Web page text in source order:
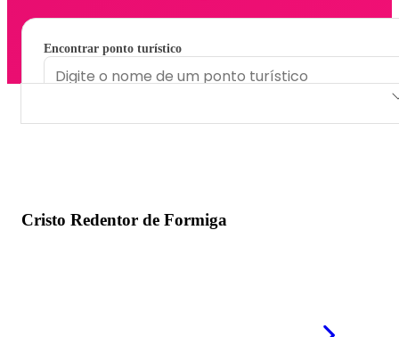
Encontrar ponto turístico
Cristo Redentor de Formiga